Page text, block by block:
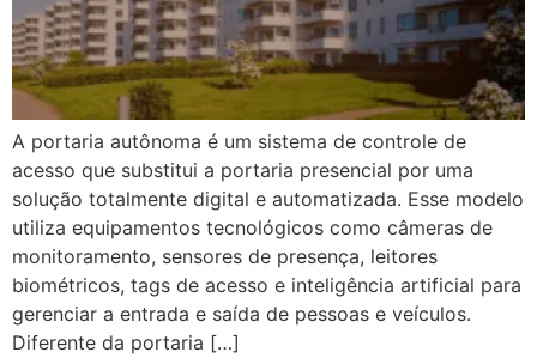
A portaria autônoma é um sistema de controle de
acesso que substitui a portaria presencial por uma
solução totalmente digital e automatizada. Esse modelo
utiliza equipamentos tecnológicos como câmeras de
monitoramento, sensores de presença, leitores
biométricos, tags de acesso e inteligência artificial para
gerenciar a entrada e saída de pessoas e veículos.
Diferente da portaria […]